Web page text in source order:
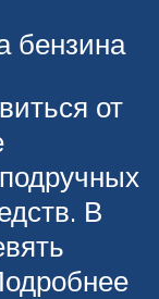
бензина
от
В